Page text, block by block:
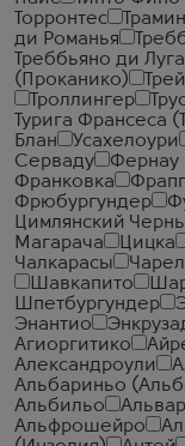
Торронтес
ди Романья
Треббьяно ди
(Проканико)
Троллингер
Турига Франсеса
Блан
Усахелоури
Серваду
Франковка
Фрюбургундер
Цимлянский
Магарача
Цицка
Чалкарасы
Шавкапито
Шпетбургундер
Энантио
Агиоргитико
Александроули
Альбариньо
Альбильо
Альфрошейро